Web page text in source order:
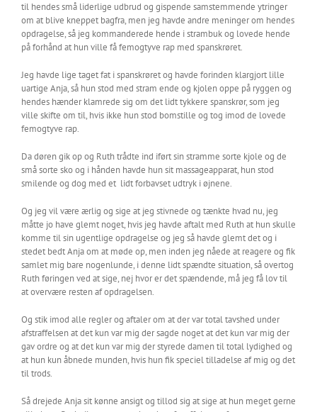
til hendes små liderlige udbrud og gispende samstemmende ytringer
om at blive kneppet bagfra, men jeg havde andre meninger om hendes
opdragelse, så jeg kommanderede hende i strambuk og lovede hende
på forhånd at hun ville få femogtyve rap med spanskrøret.
Jeg havde lige taget fat i spanskrøret og havde forinden klargjort lille
uartige Anja, så hun stod med stram ende og kjolen oppe på ryggen og
hendes hænder klamrede sig om det lidt tykkere spanskrør, som jeg
ville skifte om til, hvis ikke hun stod bomstille og tog imod de lovede
femogtyve rap.
Da døren gik op og Ruth trådte ind iført sin stramme sorte kjole og de
små sorte sko og i hånden havde hun sit massageapparat, hun stod
smilende og dog med et lidt forbavset udtryk i øjnene.
Og jeg vil være ærlig og sige at jeg stivnede og tænkte hvad nu, jeg
måtte jo have glemt noget, hvis jeg havde aftalt med Ruth at hun skulle
komme til sin ugentlige opdragelse og jeg så havde glemt det og i
stedet bedt Anja om at møde op, men inden jeg nåede at reagere og fik
samlet mig bare nogenlunde, i denne lidt spændte situation, så overtog
Ruth føringen ved at sige, nej hvor er det spændende, må jeg få lov til
at overvære resten af opdragelsen.
Og stik imod alle regler og aftaler om at der var total tavshed under
afstraffelsen at det kun var mig der sagde noget at det kun var mig der
gav ordre og at det kun var mig der styrede damen til total lydighed og
at hun kun åbnede munden, hvis hun fik speciel tilladelse af mig og det
til trods.
Så drejede Anja sit kønne ansigt og tillod sig at sige at hun meget gerne